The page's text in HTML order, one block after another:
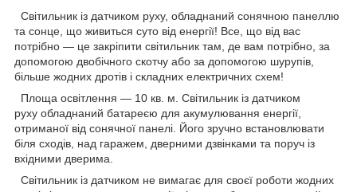
Світильник із датчиком руху, обладнаний сонячною панеллю
та сонце, що живиться суто від енергії! Все, що від вас
потрібно — це закріпити світильник там, де вам потрібно, за
допомогою двобічного скотчу або за допомогою шурупів,
більше жодних дротів і складних електричних схем!
Площа освітлення — 10 кв. м. Світильник із датчиком
руху обладнаний батареєю для акумулювання енергії,
отриманої від сонячної панелі. Його зручно встановлювати
біля сходів, над гаражем, дверними дзвінками та поруч із
вхідними дверима.
Світильник із датчиком не вимагає для своєї роботи жодних